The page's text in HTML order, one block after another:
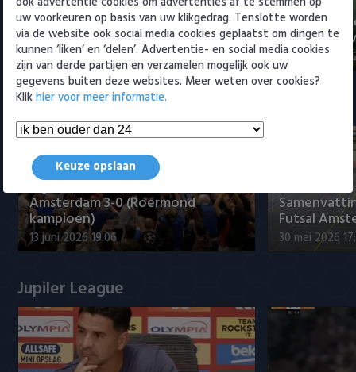
Voorbeschouwing Cambuur-
Excelsior met Plat en El Arguioui
6 augustus 2026 18:49
PSV
ervaren
6 augustus
Samenvattingen Eredivisie
Tigers Roermond - Futsal
Amsterdam 3-0 (Roermond
kampioen)
13 juni 2026 19:06
Futsal
30 mei 2026
Jupiler League
uw voorkeuren op basis van uw klikgedrag. Tenslotte worden
via de website ook social media cookies geplaatst om dingen te
kunnen ‘liken’ en ‘delen’. Advertentie- en social media cookies
zijn van derde partijen en verzamelen mogelijk ook uw
gegevens buiten deze websites. Meer weten over cookies?
Klikhier voor meer informatie.
Keuze opslaan